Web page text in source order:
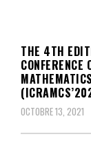
THE 4TH
OCTOBRE 13, 2021